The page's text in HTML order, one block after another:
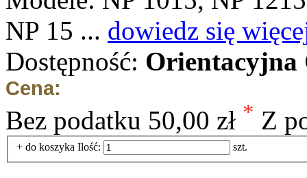
NP 15 ... dowiedz się
Dostępność: Orientacyjna
Cena:
Bez podatku 50,00 zł * Z
+ do koszyka Ilość: szt.